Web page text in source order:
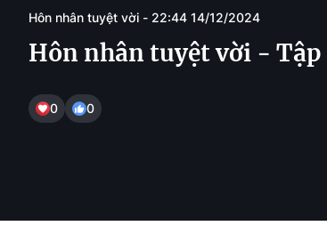
Hôn nhân tuyệt vời - 22:44 14/12/2024
Hôn nhân tuyệt vời - Tập
0 0